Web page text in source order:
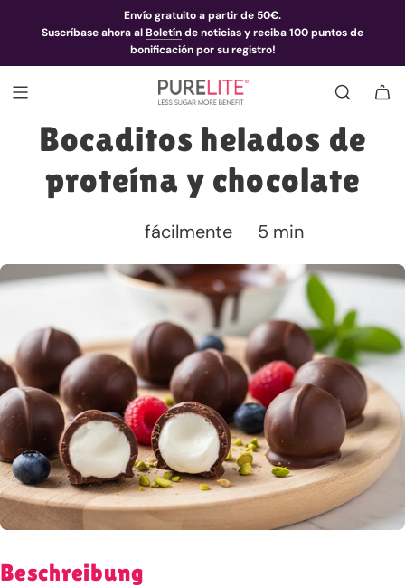
Envío gratuito a partir de 50€.
Suscríbase ahora alBoletínde noticias y reciba 100 puntos de
bonificación por su registro!
Bocaditos helados de
proteína y chocolate
fácilmente 5 min
Beschreibung